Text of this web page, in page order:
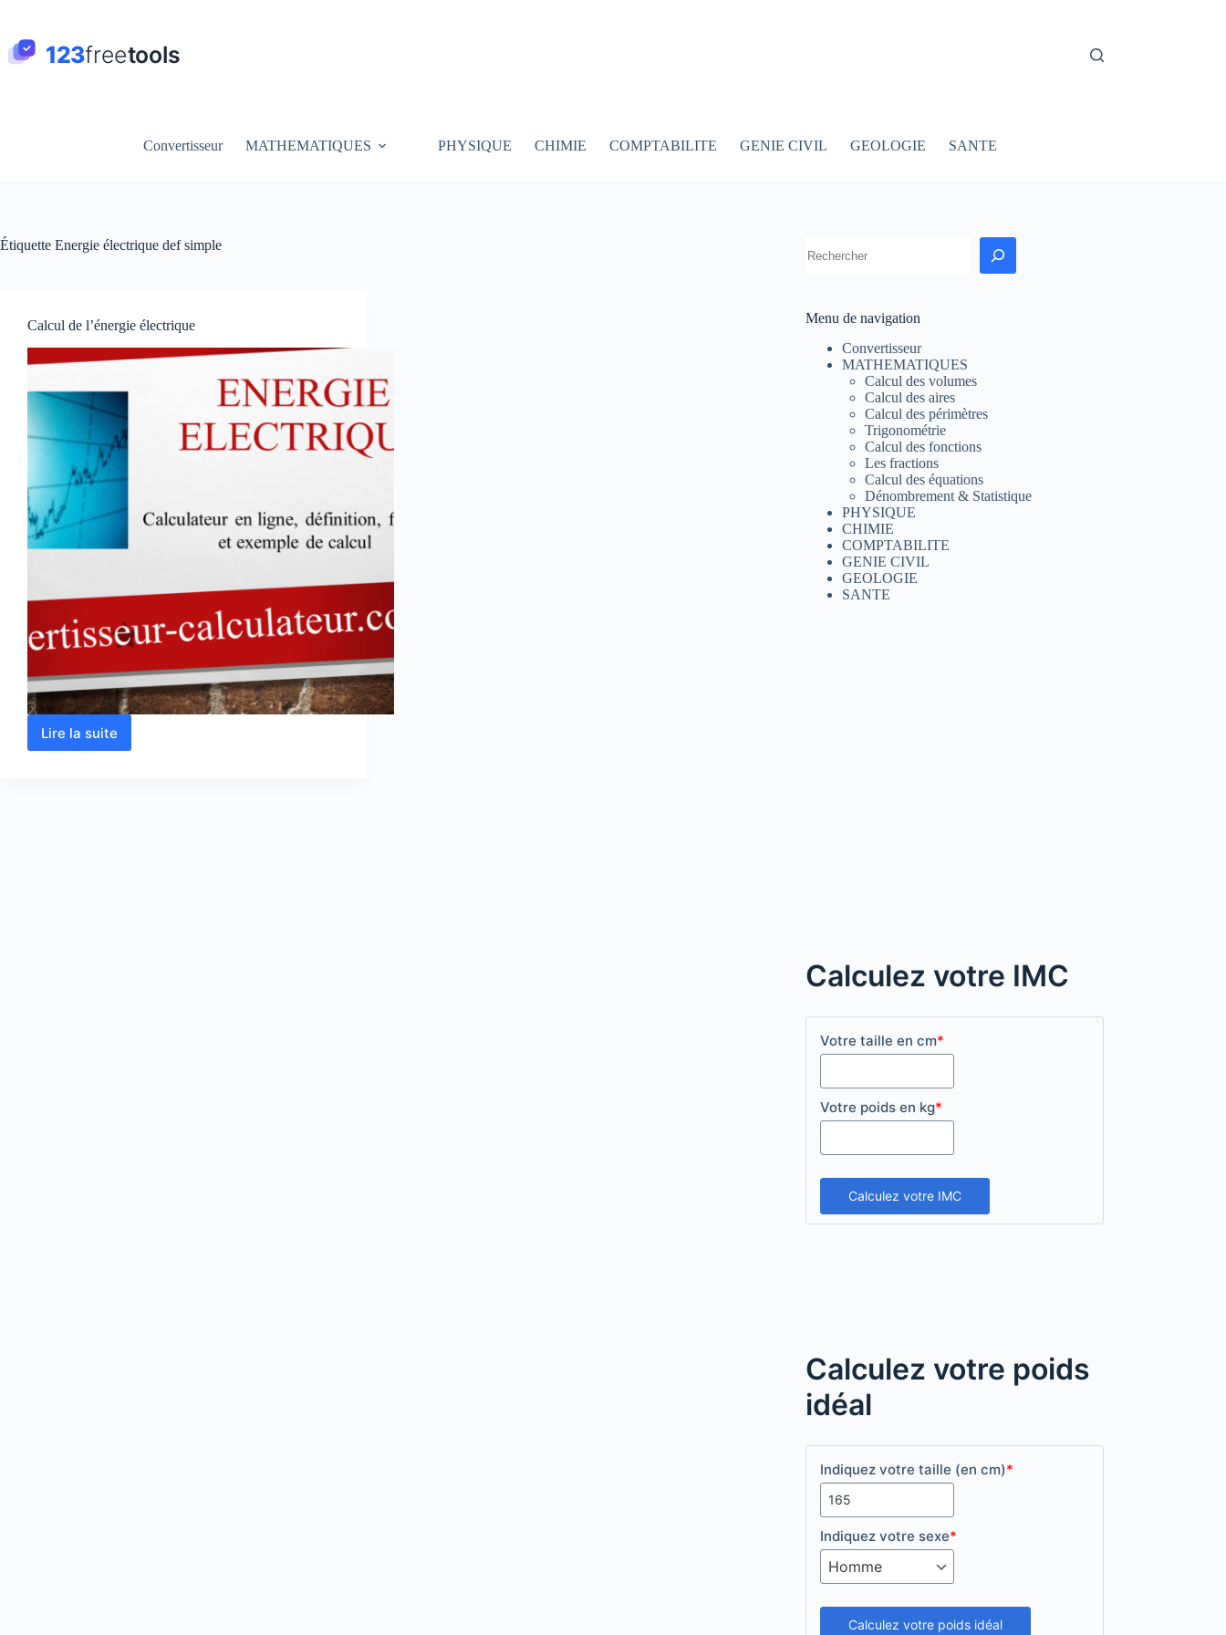
contenu
Convertisseur MATHEMATIQUES PHYSIQUE CHIMIE COMPTABILITE GENIE CIVIL GEOLOGIE SANTE
Étiquette Energie électrique def simple
Calcul de l’énergie électrique
Lire la suite
Calcul
Menu de navigation
Convertisseur
MATHEMATIQUES
Calcul des volumes
Calcul des aires
Calcul des périmètres
Trigonométrie
Calcul des fonctions
Les fractions
Calcul des équations
Dénombrement & Statistique
PHYSIQUE
CHIMIE
COMPTABILITE
GENIE CIVIL
GEOLOGIE
SANTE
Calculez votre IMC
Votre taille en cm*
Votre poids en kg*
Calculez votre IMC
Calculez votre poids
idéal
Indiquez votre taille (en cm)*
Indiquez votre sexe*
Calculez votre poids idéal